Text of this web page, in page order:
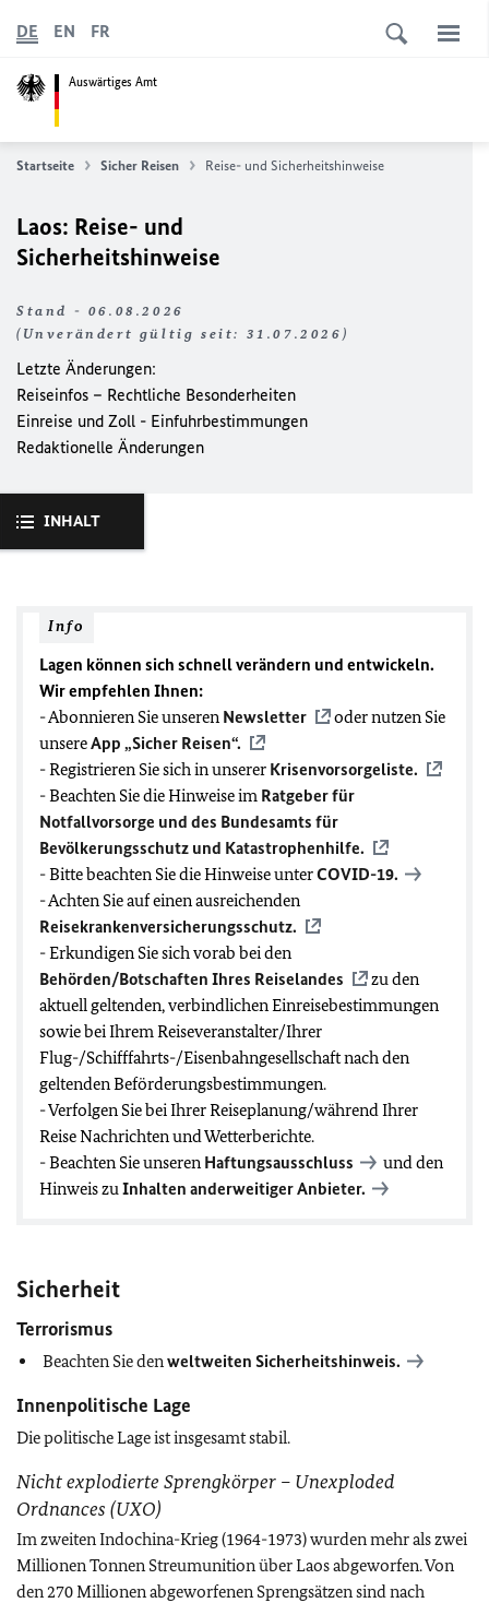
Auswärtiges Amt
DE EN FR
Startseite Sicher Reisen Reise- und Sicherheitshinweise
Laos: Reise- und
Sicherheitshinweise
Stand - 06.08.2026
(Unverändert gültig seit: 31.07.2026)
Letzte Änderungen:
Reiseinfos – Rechtliche Besonderheiten
Einreise und Zoll - Einfuhrbestimmungen
Redaktionelle Änderungen
INHALT
Info
Lagen können sich schnell verändern und entwickeln.
Wir empfehlen Ihnen:
- Abonnieren Sie unseren Newsletter
oder nutzen Sie
unsereApp „Sicher Reisen“.
- Registrieren Sie sich in unserer Krisenvorsorgeliste.
- Beachten Sie die Hinweise im Ratgeber für
Notfallvorsorge und des Bundesamts für
Bevölkerungsschutz und Katastrophenhilfe.
- Bitte beachten Sie die Hinweise unterCOVID-19.
- Achten Sie auf einen ausreichenden
Reisekrankenversicherungsschutz.
- Erkundigen Sie sich vorab bei den
Behörden/Botschaften Ihres Reiselandes
zu den
aktuell geltenden, verbindlichen Einreisebestimmungen
sowie bei Ihrem Reiseveranstalter/Ihrer
Flug-/Schifffahrts-/Eisenbahngesellschaft nach den
geltenden Beförderungsbestimmungen.
- Verfolgen Sie bei Ihrer Reiseplanung/während Ihrer
Reise Nachrichten und Wetterberichte.
- Beachten Sie unseren Haftungsausschluss
und den
Hinweis zuInhalten anderweitiger Anbieter.
Sicherheit
Terrorismus
Beachten Sie denweltweiten Sicherheitshinweis.
Innenpolitische Lage
Die politische Lage ist insgesamt stabil.
Nicht explodierte Sprengkörper – Unexploded
Ordnances (UXO)
Im zweiten Indochina-Krieg (1964-1973) wurden mehr als zwei
Millionen Tonnen Streumunition über Laos abgeworfen. Von
den 270 Millionen abgeworfenen Sprengsätzen sind nach